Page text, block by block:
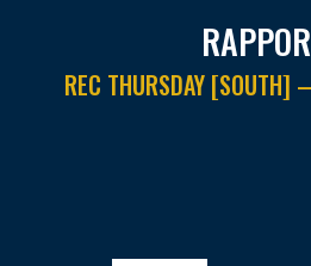
REC THURSDAY